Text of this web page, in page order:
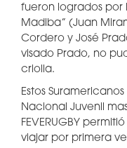
fueron logrados por
Madiba” (Juan
Cordero y José
visado Prado, no
criolla.
Estos
Nacional Juvenil
FEVERUGBY
viajar por primera